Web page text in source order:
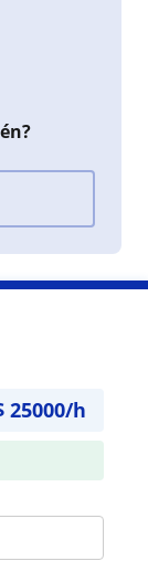
25000/h